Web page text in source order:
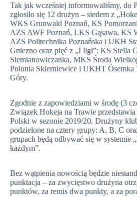
Tak jak wcześniej informowaliśmy, do
zgłosiło się 12 drużyn – siedem z
WKS Grunwald Poznań, KS
AZS AWF Poznań, LKS Gąsawa, KS
AZS Politechnika Poznańska i UKH
Gniezno oraz pięć z „I ligi”: KS Stella
Siemianowiczanka, MKS Środa
Polonia Skierniewice i UKHT Ósemka
Góry.
Zgodnie z zapowiedziami w środę (3
Związek Hokeja na Trawie
Polski w sezonie 2019/20. Drużyny
podzielone na cztery grupy: A, B, C
grupach będą odbywać się w systemie
każdym”.
Bez wątpienia nowością będzie
punktacja – za zwycięstwo drużyna
punktów, za remis dwa punkty, a za